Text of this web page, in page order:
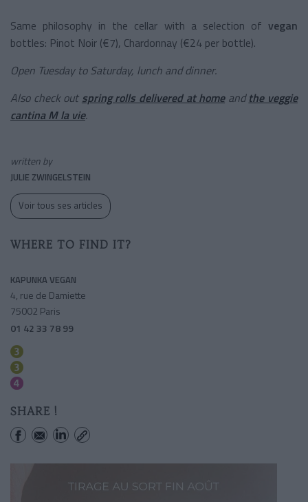
Same philosophy in the cellar with a selection of vegan
bottles: Pinot Noir (€7), Chardonnay (€24 per bottle).
Open Tuesday to Saturday, lunch and dinner.
Also check out spring rolls delivered at homeandthe veggie
cantina M la vie.
written by
JULIE ZWINGELSTEIN
Voir tous ses articles
WHERE TO FIND IT?
KAPUNKA VEGAN
4, rue de Damiette
75002 Paris
01 42 33 78 99
SHARE !